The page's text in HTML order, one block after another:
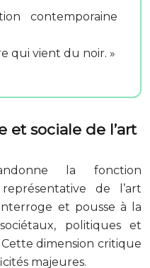
contemporaine
qui vient du noir. »
et sociale de l’art
la fonction
de l’art
et pousse à la
politiques et
dimension critique
majeures.